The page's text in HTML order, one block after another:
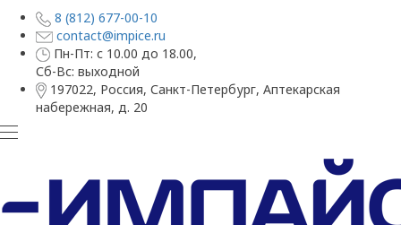
8 (812) 677-00-10
contact@impice.ru
Пн-Пт: с 10.00 до 18.00,
Сб-Вс: выходной
197022, Россия, Санкт-Петербург, Аптекарская
набережная, д. 20